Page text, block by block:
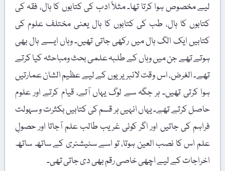
لیے مخصوص ہوا کرتا تھا۔ مثلاً ادب کی کتابوں کا ہال، فقہ کی
کتابوں کا ہال، طب کی کتابوں کا ہال یعنی مختلف علوم کی
کتابیں ایک الگ ہال میں رکھی جاتی تھیں۔ وہاں ایسے ہال بھی
ہوتے تھے جن میں وہاں کے طلبہ علمی بحث ومباحثہ کیا کرتے
تھے۔ الغرض، اس وقت لائبریریوں کے لیے عظیم الشان عمارتیں
ہوا کرتی تھیں۔ ہر جگہ سے لوگ یہاں آتے، قیام کرتے اور علوم
حاصل کرتے تھے۔ یہاں انہیں ہر قسم کی کتابیں بکثرت و سہولت
فراہم کی جاتیں اور اگر کوئی غریب طالب علم آجاتا اور حصولِ
علم اس کا نصب العین ہوتا، تو اسے سٹیشنری کے ساتھ ساتھ
اخراجات کے لیے اچھی خاصی رقم بھی دی جاتی تھی۔